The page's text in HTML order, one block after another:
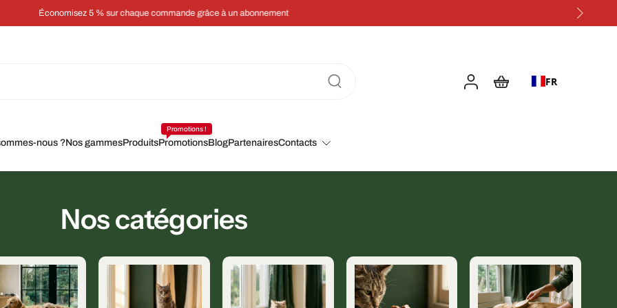
Économisez 5 % sur chaque commande grâce à un abonnement
FR
nous ?Nos gammesProduitsPromotions
Promotions !
BlogPartenairesContacts
Nos catégories